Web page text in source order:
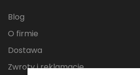
Blog
O firmie
Dostawa
Zwroty i reklamacje